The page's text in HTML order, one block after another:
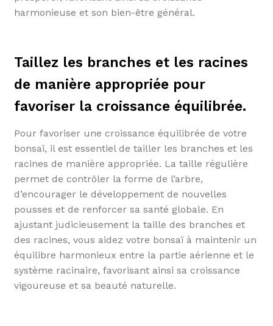
harmonieuse et son bien-être général.
Taillez les branches et les racines
de manière appropriée pour
favoriser la croissance équilibrée.
Pour favoriser une croissance équilibrée de votre
bonsaï, il est essentiel de tailler les branches et les
racines de manière appropriée. La taille régulière
permet de contrôler la forme de l’arbre,
d’encourager le développement de nouvelles
pousses et de renforcer sa santé globale. En
ajustant judicieusement la taille des branches et
des racines, vous aidez votre bonsaï à maintenir un
équilibre harmonieux entre la partie aérienne et le
système racinaire, favorisant ainsi sa croissance
vigoureuse et sa beauté naturelle.